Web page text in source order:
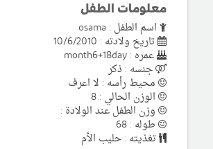
معلومات الطفل
اسم الطفل : osama
تاريخ ولادته : 10/6/2010
عمره : month6+18day
جنسه : ذكر
محيط رأسه : لا اعرف
الوزن الحالي : 8
وزن الطفل عند الولادة :
طوله : 68
تغذيته : حليب الأم